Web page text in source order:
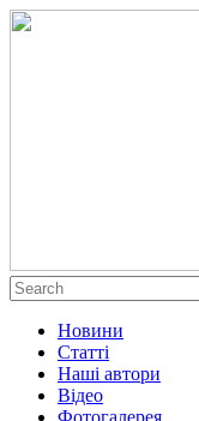
Новини
Статті
Наші автори
Відео
Фотогалерея